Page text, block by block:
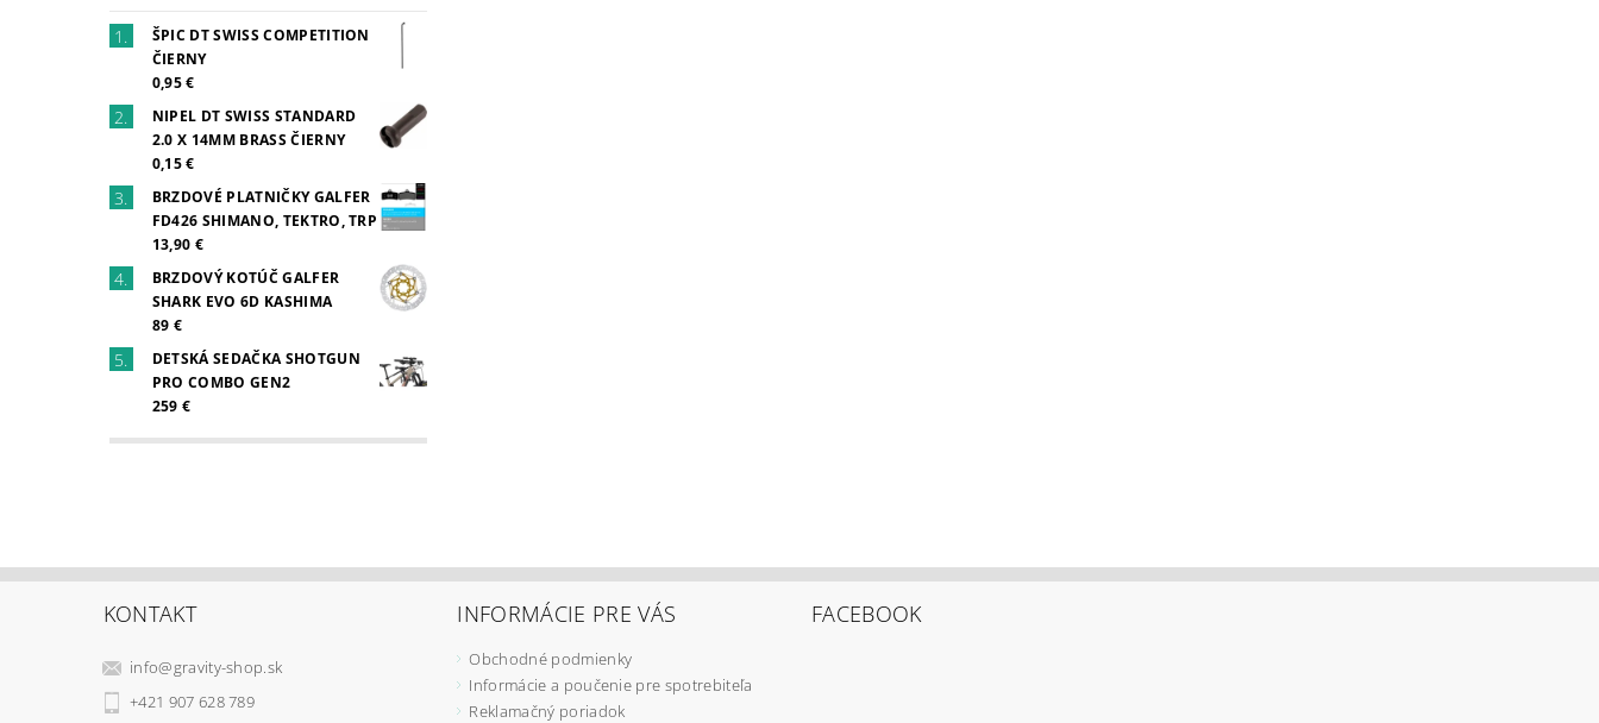
ŠPIC DT SWISS COMPETITION
ČIERNY
0,95 €
NIPEL DT SWISS STANDARD
2.0 X 14MM BRASS ČIERNY
0,15 €
BRZDOVÉ PLATNIČKY GALFER
FD426 SHIMANO, TEKTRO, TRP
13,90 €
BRZDOVÝ KOTÚČ GALFER
SHARK EVO 6D KASHIMA
89 €
DETSKÁ SEDAČKA SHOTGUN
PRO COMBO GEN2
259 €
KONTAKT
info@gravity-shop.sk
+421 907 628 789
INFORMÁCIE PRE VÁS
Obchodné podmienky
Informácie a poučenie pre spotrebiteľa
Reklamačný poriadok
FACEBOOK